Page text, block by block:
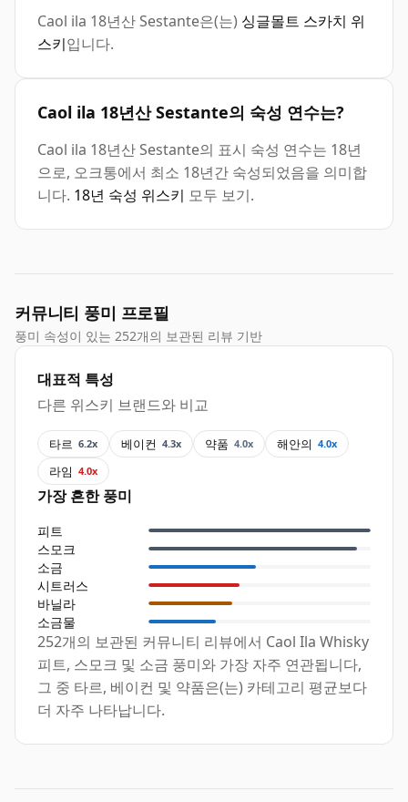
Caol ila 18년산 Sestante은(는) 싱글몰트 스카치 위
스키입니다.
Caol ila 18년산 Sestante의 숙성 연수는?
Caol ila 18년산 Sestante의 표시 숙성 연수는 18년
으로, 오크통에서 최소 18년간 숙성되었음을 의미합
니다. 18년 숙성 위스키 모두 보기.
커뮤니티 풍미 프로필
풍미 속성이 있는 252개의 보관된 리뷰 기반
대표적 특성
다른 위스키 브랜드와 비교
타르 6.2x 베이컨 4.3x 약품 4.0x 해안의 4.0x
라임 4.0x
가장 흔한 풍미
피트
스모크
소금
시트러스
바닐라
소금물
252개의 보관된 커뮤니티 리뷰에서 Caol Ila Whisky
피트, 스모크 및 소금 풍미와 가장 자주 연관됩니다,
그 중 타르, 베이컨 및 약품은(는) 카테고리 평균보다
더 자주 나타납니다.